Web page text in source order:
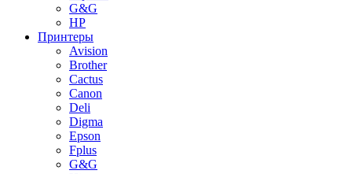
G&G
HP
Принтеры
Avision
Brother
Cactus
Canon
Deli
Digma
Epson
Fplus
G&G